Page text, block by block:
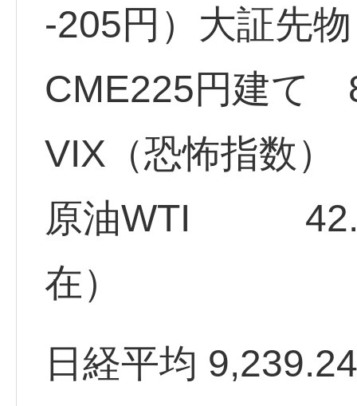
-205円）大証先
CME225円建て
VIX（恐怖指数
原油WTI
在）
日経平均